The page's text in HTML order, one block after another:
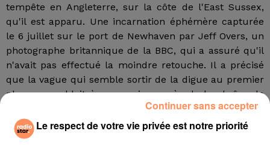
tempête en Angleterre, sur la côte de l'East Sussex,
qu'il est apparu. Une incarnation éphémère capturée
le 6 juillet sur le port de Newhaven par Jeff Overs, un
photographe britannique de la BBC, qui a assuré qu'il
n'avait pas effectué la moindre retouche. Il a précisé
que la vague qui semble sortir de la digue au premier
plan ressemblait à une main auprès de la chaîne de
L'impression de voir des formes humaines ou animales
Le respect de votre vie privée est notre priorité
Continuer sans accepter